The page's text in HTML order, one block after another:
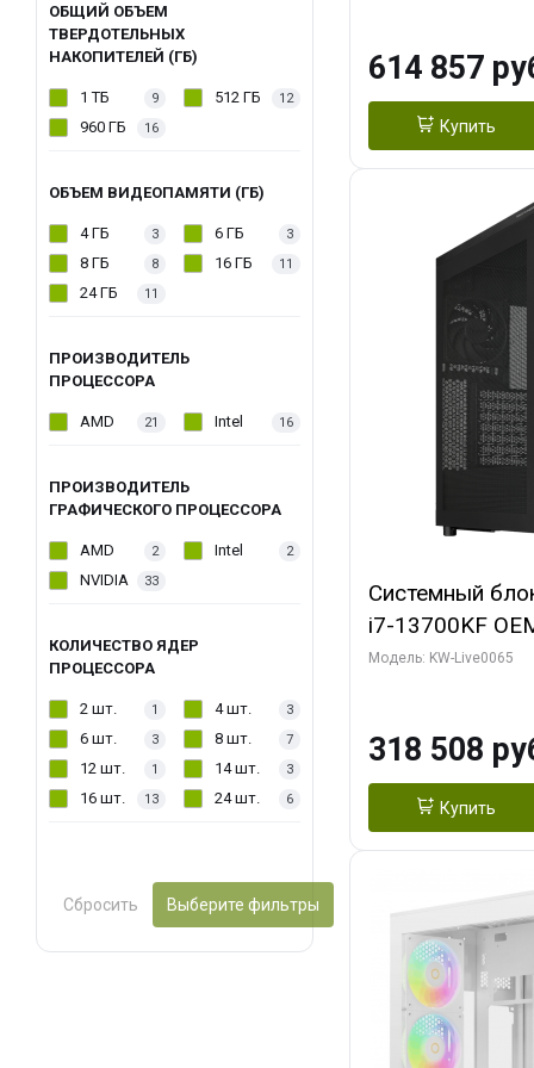
ОБЩИЙ ОБЪЕМ
ТВЕРДОТЕЛЬНЫХ
НАКОПИТЕЛЕЙ (ГБ)
1 ТБ 9 512 ГБ 12
960 ГБ 16
ОБЪЕМ ВИДЕОПАМЯТИ (ГБ)
4 ГБ 3 6 ГБ 3
8 ГБ 8 16 ГБ 11
24 ГБ 11
ПРОИЗВОДИТЕЛЬ
ПРОЦЕССОРА
AMD 21 Intel 16
ПРОИЗВОДИТЕЛЬ
ГРАФИЧЕСКОГО ПРОЦЕССОРА
AMD 2 Intel 2
NVIDIA 33
КОЛИЧЕСТВО ЯДЕР
ПРОЦЕССОРА
2 шт. 1 4 шт. 3
6 шт. 3 8 шт. 7
12 шт. 1 14 шт. 3
16 шт. 13 24 шт. 6
Сбросить Выберите фильтры
Turbo/ 1 ТБ
614 857
Купить
Системный
i7-13700KF
7, C16 8EC/
2/ 1 ТБ SSD)
Модель: KW-Live0065
318 508
Купить